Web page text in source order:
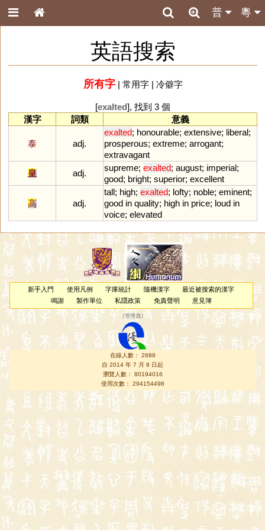
粵
普
英語搜索
所有字| 常用字| 冷僻字
[exalted], 找到 3 個
漢字
詞類 意義
泰 adj.
exalted; honourable; extensive; liberal;
prosperous; extreme; arrogant;
extravagant
皇
adj.
supreme; exalted; august; imperial;
good; bright; superior; excellent
高 adj.
tall; high; exalted; lofty; noble; eminent;
good in quality; high in price; loud in
voice; elevated
新手入門 使用凡例 字庫統計 隨機漢字
最近被搜索的漢字
鳴謝
製作單位 私隱政策 免責聲明 意見簿
（管理員 ）
在線人數： 2688
自 2014 年 7 月 8 日起
瀏覽人數： 80194016
使用次數： 294154498